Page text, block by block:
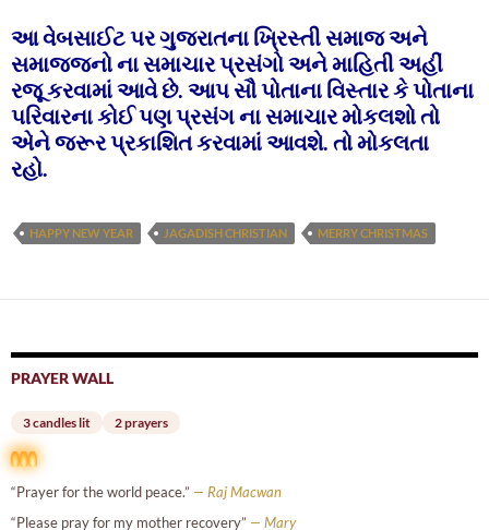
આ વેબસાઈટ પર ગુજરાતના ખ્રિસ્તી સમાજ અને
સમાજજનો ના સમાચાર પ્રસંગો અને માહિતી અહીં
રજૂ કરવામાં આવે છે. આપ સૌ પોતાના વિસ્તાર કે પોતાના
પરિવારના કોઈ પણ પ્રસંગ ના સમાચાર મોકલશો તો
એને જરૂર પ્રકાશિત કરવામાં આવશે. તો મોકલતા
રહો.
HAPPY NEW YEAR JAGADISH CHRISTIAN MERRY CHRISTMAS
PRAYER WALL
3 candles lit 2 prayers
“Prayer for the world peace.” — Raj Macwan
“Please pray for my mother recovery” — Mary